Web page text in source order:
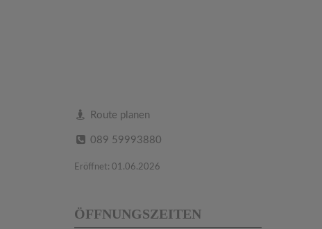
Route planen
089 59993880
Eröffnet: 01.06.2026
ÖFFNUNGSZEITEN